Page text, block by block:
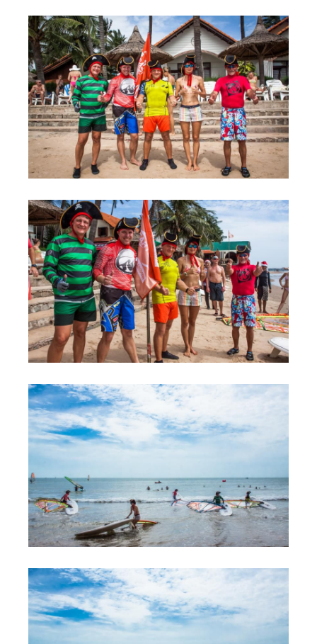
Продажа оборудования
Обучение кайтсерфингу
Система скидок
Обучение Wing Foil